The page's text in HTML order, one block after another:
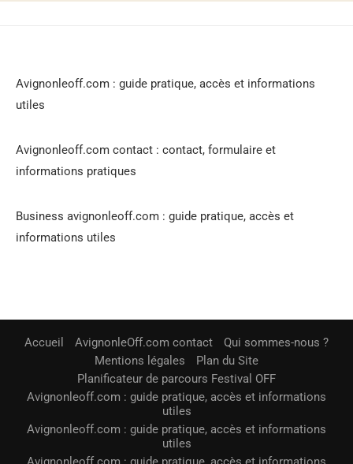
Avignonleoff.com : guide pratique, accès et informations
utiles
Avignonleoff.com contact : contact, formulaire et
informations pratiques
Business avignonleoff.com : guide pratique, accès et
informations utiles
Accueil AvignonleOff.com contact
Qui sommes-nous ?
Mentions légales
Plan du Site
Planificateur de parcours Festival OFF
Avignonleoff.com : guide pratique, accès et informations
utiles
Avignonleoff.com : guide pratique, accès et informations
utiles